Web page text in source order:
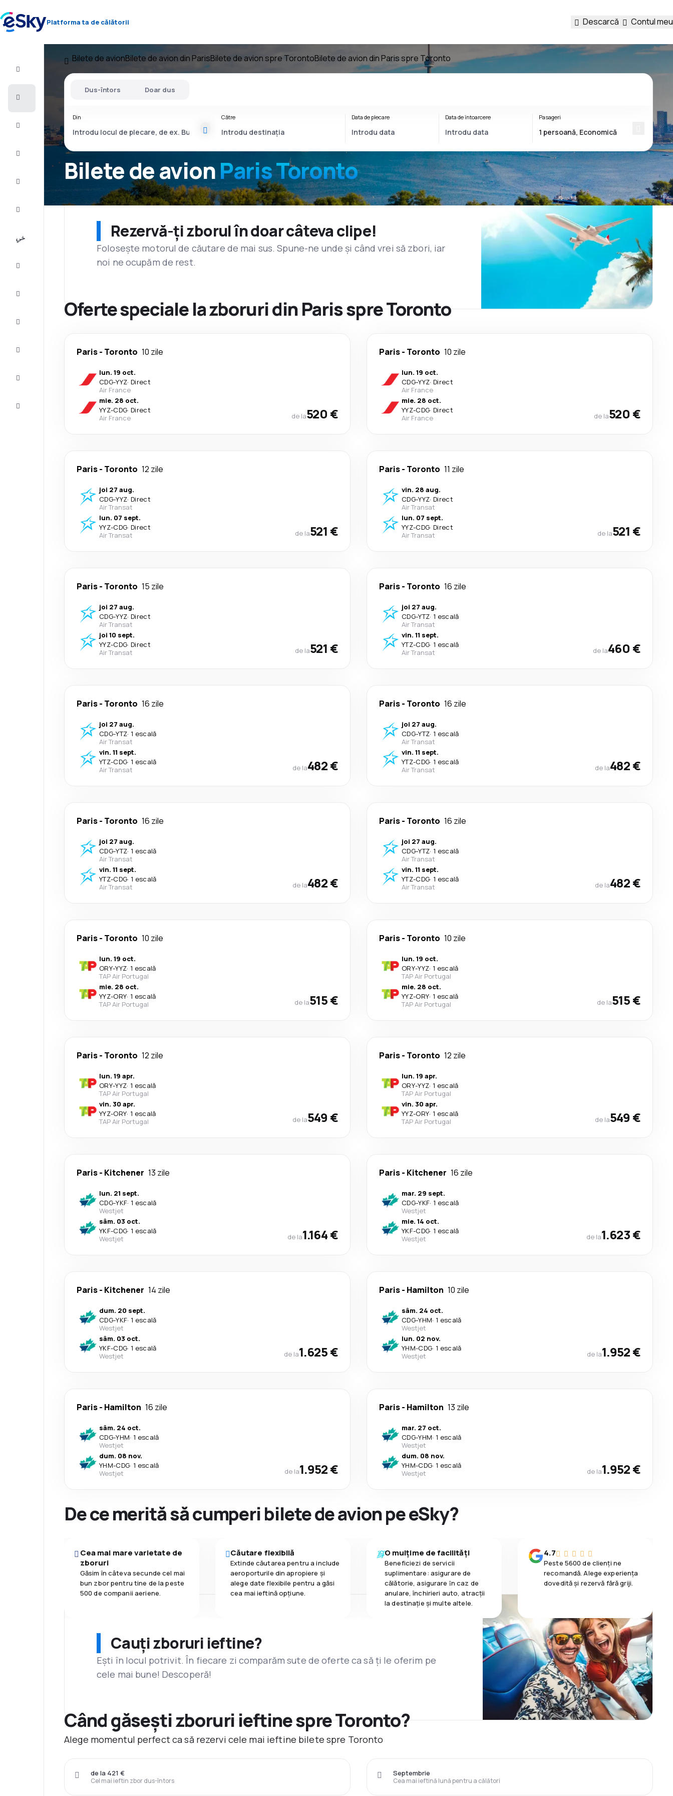
Platforma ta de călătorii Descarcă Contul meu
Vacanţe
Bilete de avionBilete de avion din ParisBilete de avion spre TorontoBilete de avion din Paris spre Toronto
Bilete de avionParis Toronto
Dus-întors Doar dus
Din Către Data de plecare Data de întoarcere Pasageri
Rezervă-ți zborul în doar câteva clipe!
Folosește motorul de căutare de mai sus. Spune-ne unde și când vrei să zbori, iar
noi ne ocupăm de rest.
Oferte speciale la zboruri din Paris spre Toronto
Paris- Toronto 10 zile
lun. 19 oct.
CDG-YYZ· Direct
Air France
mie. 28 oct.
YYZ-CDG· Direct
Air France
de la520 €
Paris- Toronto 10 zile
lun. 19 oct.
CDG-YYZ· Direct
Air France
mie. 28 oct.
YYZ-CDG· Direct
Air France
de la520 €
Paris- Toronto 12 zile
joi 27 aug.
CDG-YYZ· Direct
Air Transat
lun. 07 sept.
YYZ-CDG· Direct
Air Transat
de la521 €
Paris- Toronto 11 zile
vin. 28 aug.
CDG-YYZ· Direct
Air Transat
lun. 07 sept.
YYZ-CDG· Direct
Air Transat
de la521 €
Paris- Toronto 15 zile
joi 27 aug.
CDG-YYZ· Direct
Air Transat
joi 10 sept.
YYZ-CDG· Direct
Air Transat
de la521 €
Paris- Toronto 16 zile
joi 27 aug.
CDG-YTZ· 1 escală
Air Transat
vin. 11 sept.
YTZ-CDG· 1 escală
Air Transat
de la460 €
Paris- Toronto 16 zile
joi 27 aug.
CDG-YTZ· 1 escală
Air Transat
vin. 11 sept.
YTZ-CDG· 1 escală
Air Transat
de la482 €
Paris- Toronto 16 zile
joi 27 aug.
CDG-YTZ· 1 escală
Air Transat
vin. 11 sept.
YTZ-CDG· 1 escală
Air Transat
de la482 €
Paris- Toronto 16 zile
joi 27 aug.
CDG-YTZ· 1 escală
Air Transat
vin. 11 sept.
YTZ-CDG· 1 escală
Air Transat
de la482 €
Paris- Toronto 16 zile
joi 27 aug.
CDG-YTZ· 1 escală
Air Transat
vin. 11 sept.
YTZ-CDG· 1 escală
Air Transat
de la482 €
Paris- Toronto 10 zile
lun. 19 oct.
ORY-YYZ· 1 escală
TAP Air Portugal
mie. 28 oct.
YYZ-ORY· 1 escală
TAP Air Portugal
de la515 €
Paris- Toronto 10 zile
lun. 19 oct.
ORY-YYZ· 1 escală
TAP Air Portugal
mie. 28 oct.
YYZ-ORY· 1 escală
TAP Air Portugal
de la515 €
Paris- Toronto 12 zile
lun. 19 apr.
ORY-YYZ· 1 escală
TAP Air Portugal
vin. 30 apr.
YYZ-ORY· 1 escală
TAP Air Portugal
de la549 €
Paris- Toronto 12 zile
lun. 19 apr.
ORY-YYZ· 1 escală
TAP Air Portugal
vin. 30 apr.
YYZ-ORY· 1 escală
TAP Air Portugal
de la549 €
Paris- Kitchener 13 zile
lun. 21 sept.
CDG-YKF· 1 escală
Westjet
sâm. 03 oct.
YKF-CDG· 1 escală
Westjet
de la1.164 €
Paris- Kitchener 16 zile
mar. 29 sept.
CDG-YKF· 1 escală
Westjet
mie. 14 oct.
YKF-CDG· 1 escală
Westjet
de la1.623 €
Paris- Kitchener 14 zile
dum. 20 sept.
CDG-YKF· 1 escală
Westjet
sâm. 03 oct.
YKF-CDG· 1 escală
Westjet
de la1.625 €
Paris- Hamilton 10 zile
sâm. 24 oct.
CDG-YHM· 1 escală
Westjet
lun. 02 nov.
YHM-CDG· 1 escală
Westjet
de la1.952 €
Paris- Hamilton 16 zile
sâm. 24 oct.
CDG-YHM· 1 escală
Westjet
dum. 08 nov.
YHM-CDG· 1 escală
Westjet
de la1.952 €
Paris- Hamilton 13 zile
mar. 27 oct.
CDG-YHM· 1 escală
Westjet
dum. 08 nov.
YHM-CDG· 1 escală
Westjet
de la1.952 €
De ce merită să cumperi bilete de avion pe eSky?
Cea mai mare varietate de
zboruri
Găsim în câteva secunde cel mai
bun zbor pentru tine de la peste
500 de companii aeriene.
Căutare flexibilă
Extinde căutarea pentru a include
aeroporturile din apropiere și
alege date flexibile pentru a găsi
cea mai ieftină opțiune.
O mulțime de facilități
Beneficiezi de servicii
suplimentare: asigurare de
călătorie, asigurare ȋn caz de
anulare, închirieri auto, atracții
la destinaţie și multe altele.
4.7
Peste 5600 de clienți ne
recomandă. Alege experiența
dovedită și rezervă fără griji.
Cauți zboruri ieftine?
Ești în locul potrivit. În fiecare zi comparăm sute de oferte ca să ți le oferim pe
cele mai bune! Descoperă!
Când găsești zboruri ieftine spre Toronto?
Alege momentul perfect ca să rezervi cele mai ieftine bilete spre Toronto
Cel mai ieftin zbor dus-întors
de la 421 €
Cea mai ieftină lună pentru a călători
Septembrie